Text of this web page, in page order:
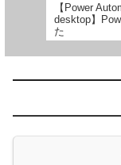
【Power
desktop】
た